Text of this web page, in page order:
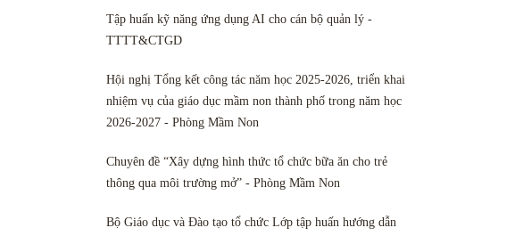
Tập huấn kỹ năng ứng dụng AI cho cán bộ quản lý -
TTTT&CTGD
Hội nghị Tổng kết công tác năm học 2025-2026, triển khai
nhiệm vụ của giáo dục mầm non thành phố trong năm học
2026-2027 - Phòng Mầm Non
Chuyên đề “Xây dựng hình thức tổ chức bữa ăn cho trẻ
thông qua môi trường mở” - Phòng Mầm Non
Bộ Giáo dục và Đào tạo tổ chức Lớp tập huấn hướng dẫn